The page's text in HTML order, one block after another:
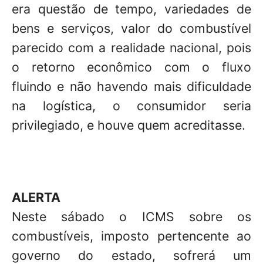
era questão de tempo, variedades de
bens e serviços, valor do combustível
parecido com a realidade nacional, pois
o retorno econômico com o fluxo
fluindo e não havendo mais dificuldade
na logística, o consumidor seria
privilegiado, e houve quem acreditasse.
ALERTA
Neste sábado o ICMS sobre os
combustíveis, imposto pertencente ao
governo do estado, sofrerá um